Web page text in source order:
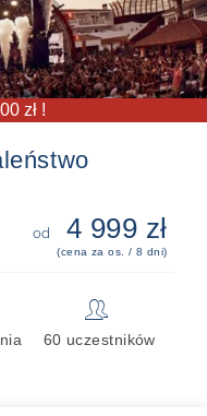
zł !
od 4 999 zł
(cena za os. / 8 dni)
👥
60 uczestników